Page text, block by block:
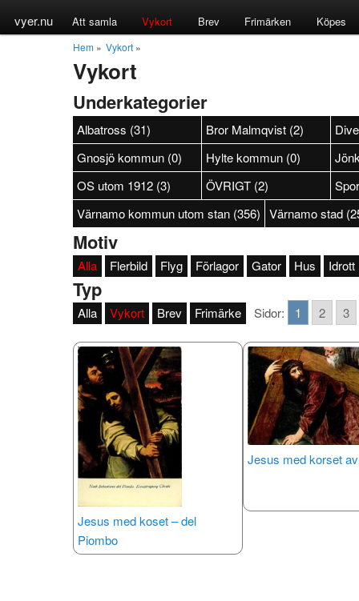
vyer.nu Att samla Vykort Brev Frimärken Köpes
Hem » Vykort »
Vykort
Underkategorier
Albatross (31) Bror Malmqvist (2)
Gnosjö kommun (0)
Hylte kommun (0)
OS utom 1912 (3)
ÖVRIGT (2)
Värnamo kommun utom stan (356) Värnamo stad
Motiv
Alla Flerbild Flyg Förlagor Gator Hus Idrott
Typ
Alla Vykort Brev Frimärke Sidor: 1 2 3
Jesus med koset – del
Piombo
Jesus med korset